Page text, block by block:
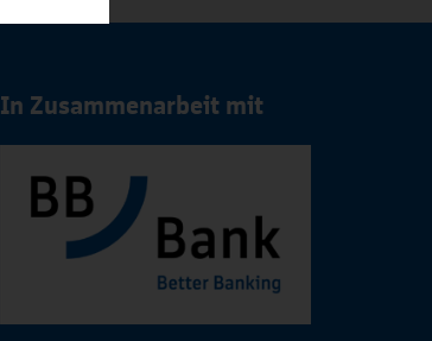
In Zusammenarbeit mit